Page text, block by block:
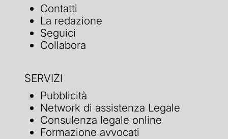
Contatti
La redazione
Seguici
Collabora
SERVIZI
Pubblicità
Network di assistenza Legale
Consulenza legale online
Formazione avvocati